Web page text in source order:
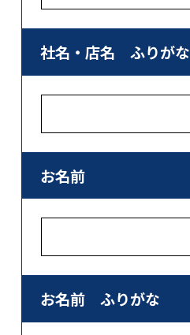
社名・店名 ふりがな
お名前
お名前 ふりがな